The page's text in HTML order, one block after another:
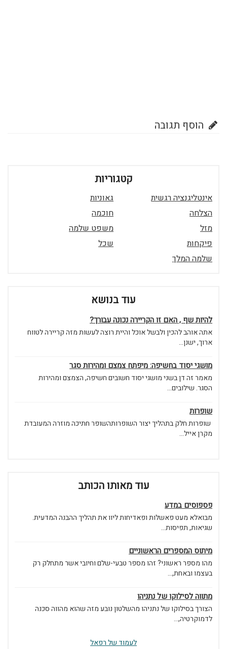
הוסף תגובה
קטגוריות
אינטליגנציה רגשית
גאוניות
הצלחה
חוכמה
מזל
משפט שלמה
פיקחות
שכל
שלמה המלך
עוד בנושא
להיות שף , האם זו הקריירה נכונה עבורך?
אתה אוהב להכין ולבשל אוכל והיית רוצה לעשות מזה קריירה לטווח
ארוך, ישנן...
מושגי יסוד בחשיפה: מיפתח צמצם ומהירות סגר
מאמר זה דן בשני מושגי יסוד חשובים חשיפה, הצמצם ומהירות
הסגר. שילובים...
שופרות
שופרות חלק בתהליך יצור השופרותהשופר חתיכה מוזרה המעובדת
מקרן אייל...
עוד מאותו הכותב
פספוסים במדע
מבואלא מעט פאשלות ופאדיחות ליוו את תהליך ההבנה המדעית.
שגיאות, תפיסות...
מיתוס המספרים הראשוניים
מהו מספר ראשוני? זהו מספר טבעי-שלם וחיובי אשר מתחלק רק
בעצמו ובאחת,...
מתווה לסילוקו של נתניהו
הצורך בסילוקו של נתניהו מהשלטון נובע מזה שהוא מהווה סכנה
לדמוקרטיה,...
לעמוד של רפאל